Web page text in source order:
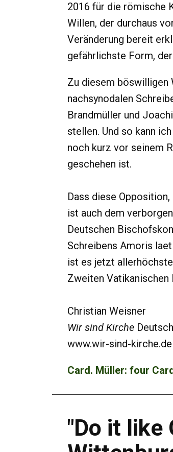
2016 für die römische
Willen, der durchaus
Veränderung bereit
gefährlichste Form,
Zu diesem böswilligen
nachsynodalen
Brandmüller und
stellen. Und so kann
noch kurz vor seinem
geschehen ist.
Dass diese
ist auch dem
Deutschen
Schreibens Amoris
ist es jetzt
Zweiten Vatikanischen
Christian Weisner
Wir sind Kirche
www.wir-sind-kirche.de
Card. Müller: four
"Do it like